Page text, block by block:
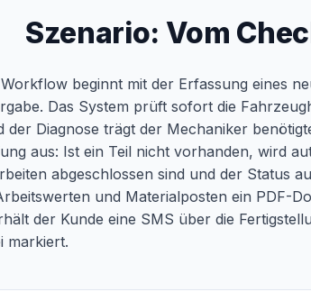
Szenario: Vom
beginnt mit der Erfassung eines
Das System prüft sofort die
der Diagnose trägt der Mechaniker
aus: Ist ein Teil nicht vorhanden, wird
abgeschlossen sind und der Status
und Materialposten ein PDF-
der Kunde eine SMS über die
markiert.